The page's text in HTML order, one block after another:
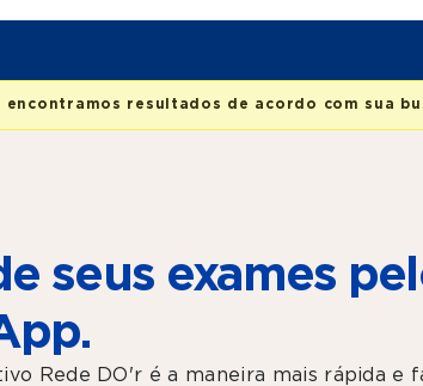
resultados de acordo com sua
seus exames
Rede DO'r é a maneira mais rápida e